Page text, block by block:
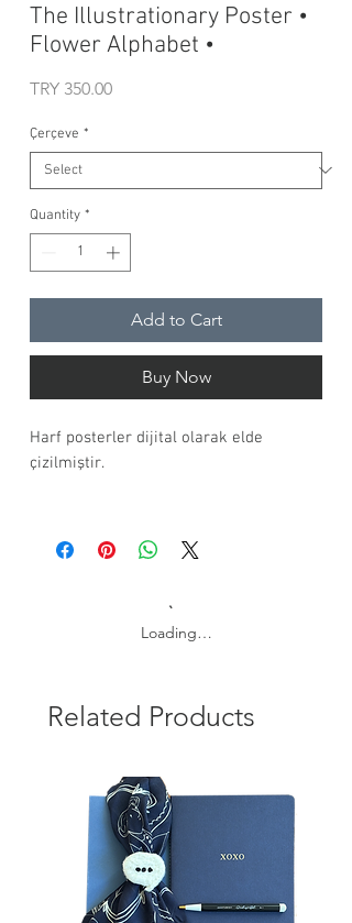
The Illustrationary Poster •
Flower Alphabet •
TRY 350.00Price
Çerçeve *
Quantity *
Add to Cart
Buy Now
Harf posterler dijital olarak elde
çizilmiştir.
Ölçüleri 21x29 cmdir (A4).
Çerçevesiz olarak gönderim yapılır.
kısmında belirtmeniz yeterli.
Loading…
Related Products